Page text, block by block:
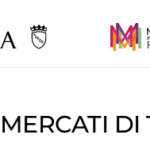
MERCATI